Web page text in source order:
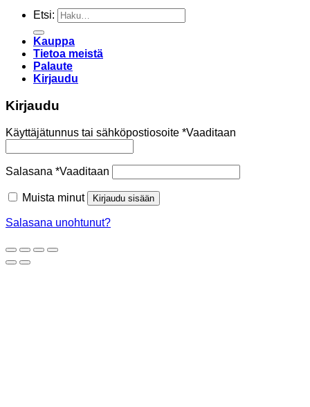
Etsi:
Kauppa
Tietoa meistä
Palaute
Kirjaudu
Kirjaudu
Käyttäjätunnus tai sähköpostiosoite *Vaaditaan
Salasana *Vaaditaan
Muista minut Kirjaudu sisään
Salasana unohtunut?